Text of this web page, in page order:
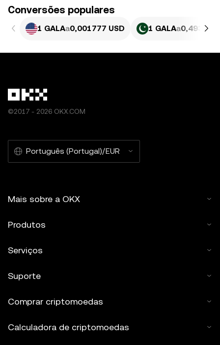
Conversões populares
1 GALAa0,001777 USD 1 GALAa0,49385
©2017 - 2026 OKX.COM
Português (Portugal)/EUR
Mais sobre a OKX
Produtos
Serviços
Suporte
Comprar criptomoedas
Calculadora de criptomoedas